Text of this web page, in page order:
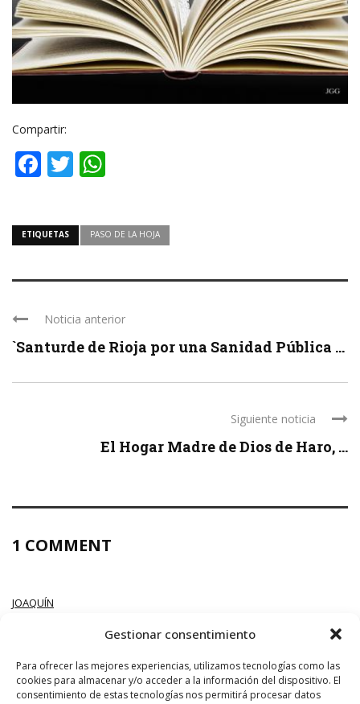
Gestionar consentimiento
Para ofrecer las mejores experiencias, utilizamos tecnologías como las
cookies para almacenar y/o acceder a la información del dispositivo. El
consentimiento de estas tecnologías nos permitirá procesar datos
Compartir:
Facebook
Twitter
ETIQUETAS PASO DE LA HOJA
Noticia anterior
`Santurde de Rioja por una Sanidad Pública ...
Siguiente noticia
El Hogar Madre de Dios de Haro, ...
1 COMMENT
JOAQUÍN
LEAVE A REPLY